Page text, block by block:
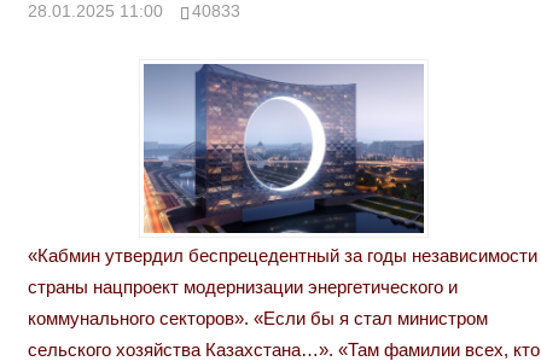
28.01.2025 11:00 40833
«Кабмин утвердил беспрецедентный за годы независимости
страны нацпроект модернизации энергетического и
коммунального секторов». «Если бы я стал министром
сельского хозяйства Казахстана…». «Там фамилии всех, кто